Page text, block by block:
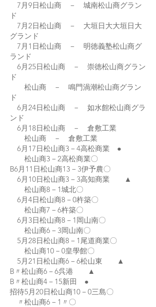
7月9日松山商 － 城南松山商グラン
ド
7月2日松山商 － 大垣日大大垣日大
グランド
7月1日松山商 － 明徳義塾松山商グ
ランド
6月25日松山商 － 崇徳松山商グラン
ド
松山商 － 鳴門渦潮松山商グラン
ド
6月24日松山商 － 如水館松山商グラ
ンド
6月18日松山商 － 倉敷工業
松山商 － 倉敷工業
6月17日松山商3－4高松商業 ●
松山商3－2高松商業〇
B6月11日松山商13－3伊予農〇
6月10日松山商3－3高知商業 ▲
松山商8－1城北〇
6月4日松山商8－0杵築〇
松山商7－6杵築〇
6月3日松山商8－1岡山南〇
松山商6－3岡山南〇
5月28日松山商8－1尾道商業〇
松山商10－0皇學館〇
5月21日松山商6－6松山東 ▲
B〃松山商6－6呉港 ▲
B〃松山商4－15新田 ●
招待5月20日松山商10－0三島〇
〃松山商6－1〃〇